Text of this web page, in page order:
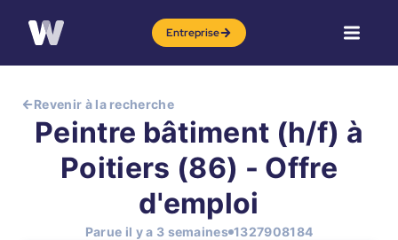
Entreprise
Revenir à la recherche
Peintre bâtiment (h/f) à
Poitiers (86) - Offre
d'emploi
Parue il y a 3 semaines 1327908184